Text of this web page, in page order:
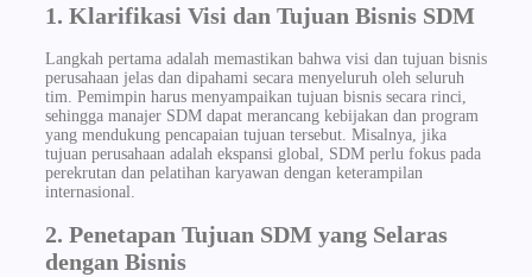
1. Klarifikasi Visi dan Tujuan Bisnis SDM
Langkah pertama adalah memastikan bahwa visi dan tujuan bisnis
perusahaan jelas dan dipahami secara menyeluruh oleh seluruh
tim. Pemimpin harus menyampaikan tujuan bisnis secara rinci,
sehingga manajer SDM dapat merancang kebijakan dan program
yang mendukung pencapaian tujuan tersebut. Misalnya, jika
tujuan perusahaan adalah ekspansi global, SDM perlu fokus pada
perekrutan dan pelatihan karyawan dengan keterampilan
internasional.
2. Penetapan Tujuan SDM yang Selaras
dengan Bisnis